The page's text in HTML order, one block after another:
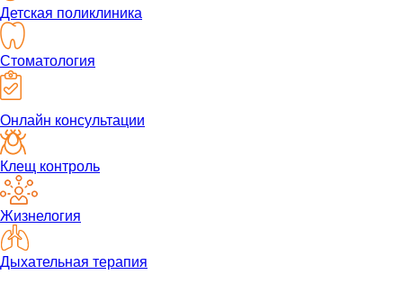
Детская поликлиника
Стоматология
Онлайн консультации
Клещ контроль
Жизнелогия
Дыхательная терапия